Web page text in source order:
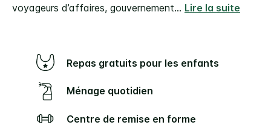
voyageurs d’affaires, gouvernement... Lire la suite
Repas gratuits pour les enfants
Ménage quotidien
Centre de remise en forme